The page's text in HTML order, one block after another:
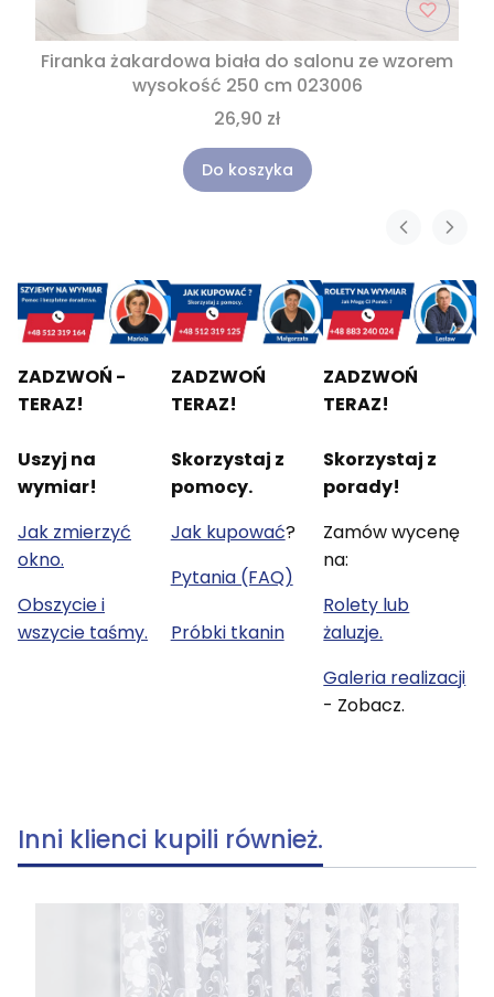
Firanka żakardowa biała do salonu ze wzorem
wysokość 250 cm 023006
26,90 zł
Do koszyka
ZADZWOŃ -
TERAZ!
Uszyj na
wymiar!
Jak zmierzyć
okno.
Obszycie i
wszycie taśmy.
ZADZWOŃ
TERAZ!
Skorzystaj z
pomocy.
Jak kupować?
Pytania (FAQ)
Próbki tkanin
ZADZWOŃ
TERAZ!
Skorzystaj z
porady!
Zamów wycenę
na:
Rolety lub
żaluzje.
Galeria realizacji
- Zobacz.
Inni klienci kupili również.